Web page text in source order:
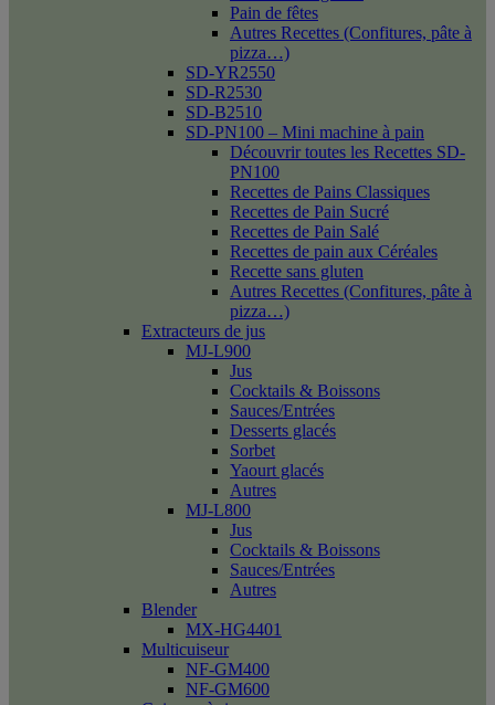
Pain de fêtes
Autres Recettes (Confitures, pâte à
pizza…)
SD-YR2550
SD-R2530
SD-B2510
SD-PN100 – Mini machine à pain
Découvrir toutes les Recettes SD-
PN100
Recettes de Pains Classiques
Recettes de Pain Sucré
Recettes de Pain Salé
Recettes de pain aux Céréales
Recette sans gluten
Autres Recettes (Confitures, pâte à
pizza…)
Extracteurs de jus
MJ-L900
Jus
Cocktails & Boissons
Sauces/Entrées
Desserts glacés
Sorbet
Yaourt glacés
Autres
MJ-L800
Jus
Cocktails & Boissons
Sauces/Entrées
Autres
Blender
MX-HG4401
Multicuiseur
NF-GM400
NF-GM600